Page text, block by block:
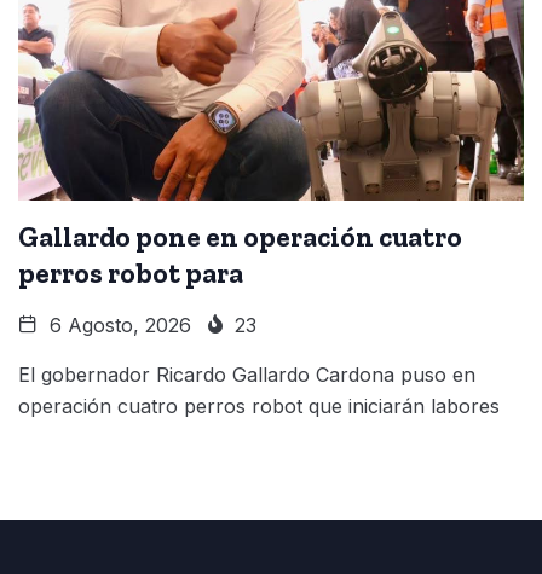
Gallardo pone en operación cuatro
perros robot para
6 Agosto, 2026 23
El gobernador Ricardo Gallardo Cardona puso en
operación cuatro perros robot que iniciarán labores